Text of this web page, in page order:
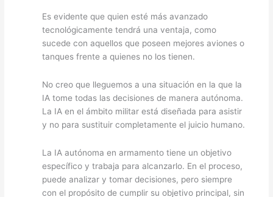
Es evidente que quien esté más avanzado
tecnológicamente tendrá una ventaja, como
sucede con aquellos que poseen mejores aviones o
tanques frente a quienes no los tienen.
No creo que lleguemos a una situación en la que la
IA tome todas las decisiones de manera autónoma.
La IA en el ámbito militar está diseñada para asistir
y no para sustituir completamente el juicio humano.
La IA autónoma en armamento tiene un objetivo
específico y trabaja para alcanzarlo. En el proceso,
puede analizar y tomar decisiones, pero siempre
con el propósito de cumplir su objetivo principal, sin